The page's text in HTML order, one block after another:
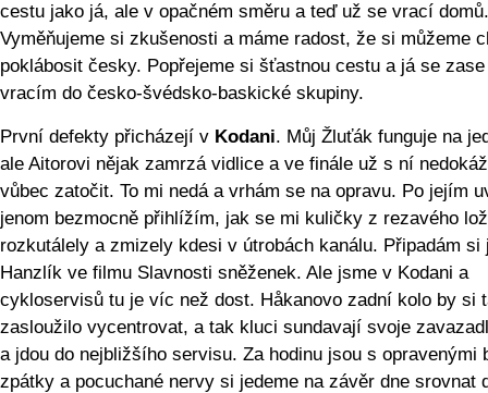
cestu jako já, ale v opačném směru a teď už se vrací domů.
Vyměňujeme si zkušenosti a máme radost, že si můžeme
poklábosit česky. Popřejeme si šťastnou cestu a já se zase
vracím do česko-švédsko-baskické skupiny.
První defekty přicházejí v Kodani. Můj Žluťák funguje na
ale Aitorovi nějak zamrzá vidlice a ve finále už s ní
vůbec zatočit. To mi nedá a vrhám se na opravu. Po jejím
jenom bezmocně přihlížím, jak se mi kuličky z rezavého
rozkutálely a zmizely kdesi v útrobách kanálu. Připadám si
Hanzlík ve filmu Slavnosti sněženek. Ale jsme v Kodani a
cykloservisů tu je víc než dost. Håkanovo zadní kolo by si
zasloužilo vycentrovat, a tak kluci sundavají svoje
a jdou do nejbližšího servisu. Za hodinu jsou s opravenými
zpátky a pocuchané nervy si jedeme na závěr dne srovnat